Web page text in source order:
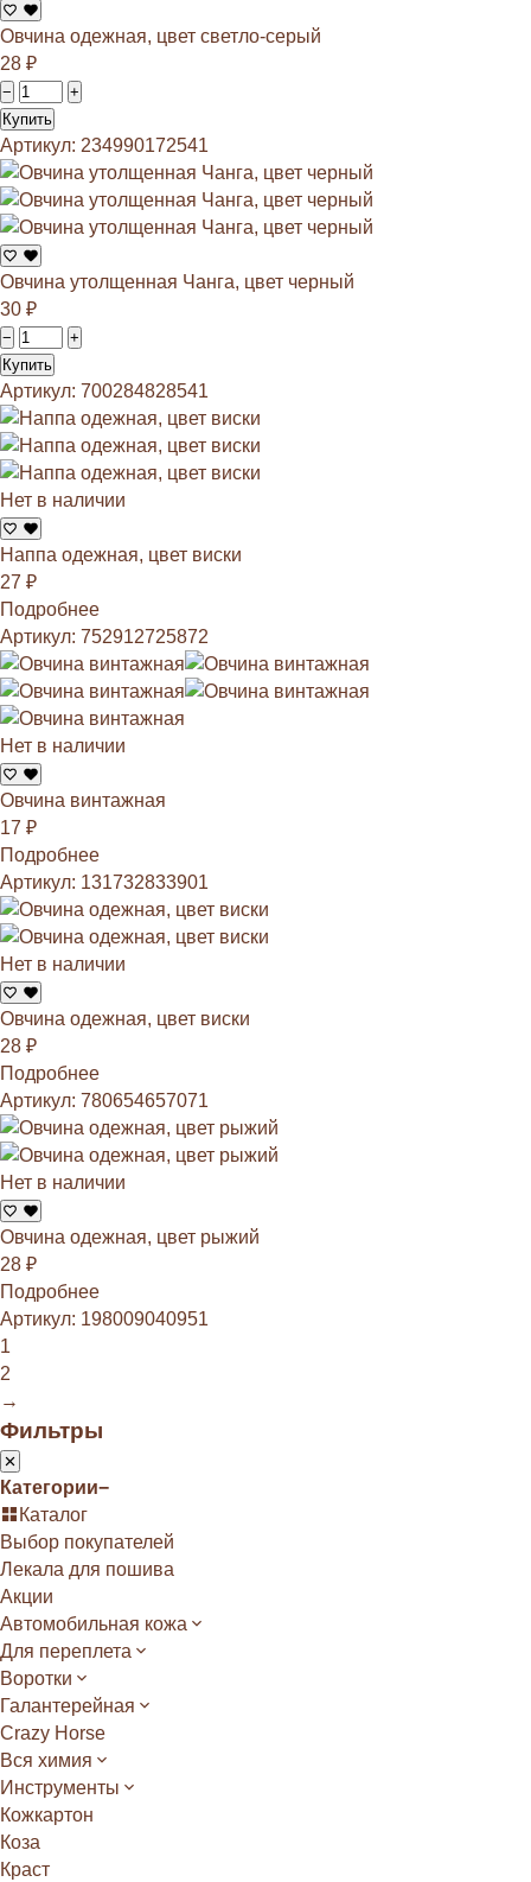
Овчина одежная, цвет светло-серый
28 ₽
−
+
Купить
Артикул: 234990172541
Овчина утолщенная Чанга, цвет черный
30 ₽
−
+
Купить
Артикул: 700284828541
Нет в наличии
Наппа одежная, цвет виски
27 ₽
Подробнее
Артикул: 752912725872
Нет в наличии
Овчина винтажная
17 ₽
Подробнее
Артикул: 131732833901
Нет в наличии
Овчина одежная, цвет виски
28 ₽
Подробнее
Артикул: 780654657071
Нет в наличии
Овчина одежная, цвет рыжий
28 ₽
Подробнее
Артикул: 198009040951
1
2
→
Фильтры
Категории−
Каталог
Выбор покупателей
Лекала для пошива
Акции
Автомобильная кожа
Для переплета
Воротки
Галантерейная
Crazy Horse
Вся химия
Инструменты
Кожкартон
Коза
Краст